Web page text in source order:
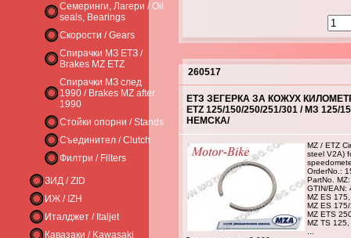
Семеринги, Лагери / Oil
seals, Bearings
Скорости / Gears
Спирачки МЗ ЕТЗ /
Brakes MZ ETZ
Спирачки МЗ след
1990 / Brakes MZ after
1990
Стойки опорни / Stands
Съединител / Clutch
Филтри / Filters
ЗИД / ZID
ИЖ / IZH
Италджет / Italjet
Кавазаки / Kawasaki
260517
ЕТЗ ЗЕГЕРКА ЗА КОЖУХ
ETZ 125/150/250/251/301 / МЗ 125/
НЕМСКА/
MZ / ETZ
steel V2A)
OrderNo.:
PartNo.
GTIN/EAN:
MZ ES
MZ ES
MZ ETS
MZ TS